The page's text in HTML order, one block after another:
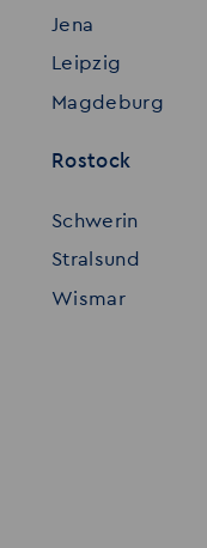
Jobs
Jena
Leipzig
Magdeburg
Rostock
Schwerin
Stralsund
Wismar